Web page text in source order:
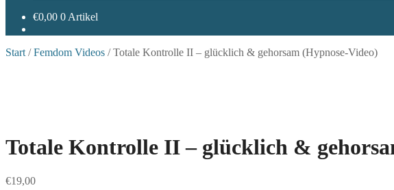
€0,00 0 Artikel
Start /Femdom Videos /Totale Kontrolle II – glücklich & gehorsam (Hypnose-Video)
Totale Kontrolle II – glücklich &
€19,00